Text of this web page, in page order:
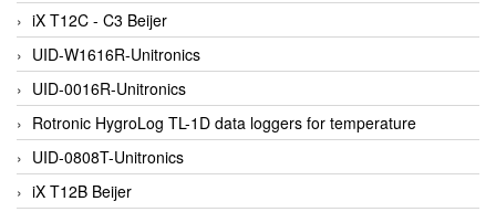
EPC
EPE Process Filters & Accumulators
Epro/Emerson
ERE WIRELESS
Erhardt-Leimer
Erhardt-Leimer
iX T12C - C3 Beijer
UID-W1616R-Unitronics
UID-0016R-Unitronics
Rotronic HygroLog TL-1D data loggers for temperature
UID-0808T-Unitronics
iX T12B Beijer